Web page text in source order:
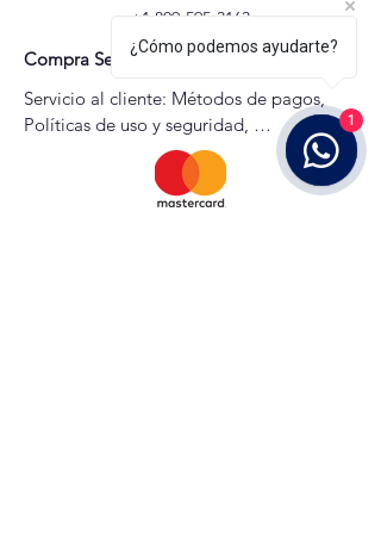
+1 809-595-3163
Compra Segura
Servicio al cliente: Métodos de pagos,
Políticas de uso y seguridad,
Devoluciones, etc
¿Cómo podemos ayudarte?
1